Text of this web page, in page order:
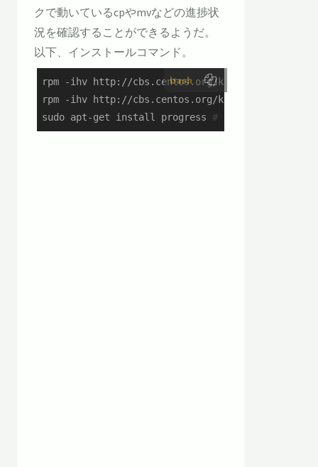
クで動いているcpやmvなどの進捗状
況を確認することができるようだ。
以下、インストールコマンド。
bash
rpm -ihv http://cbs.centos.org/kojifiles/
rpm -ihv http://cbs.centos.org/kojifiles/
sudo apt-get install progress # Debian/Ubuntu系